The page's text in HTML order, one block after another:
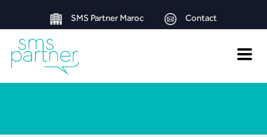
SMS Partner Maroc Contact
Toggle